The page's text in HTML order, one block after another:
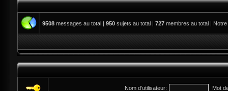
9508 messages au total | 950 sujets au total | 727 membres au total |
Nom d’utilisateur: Mot